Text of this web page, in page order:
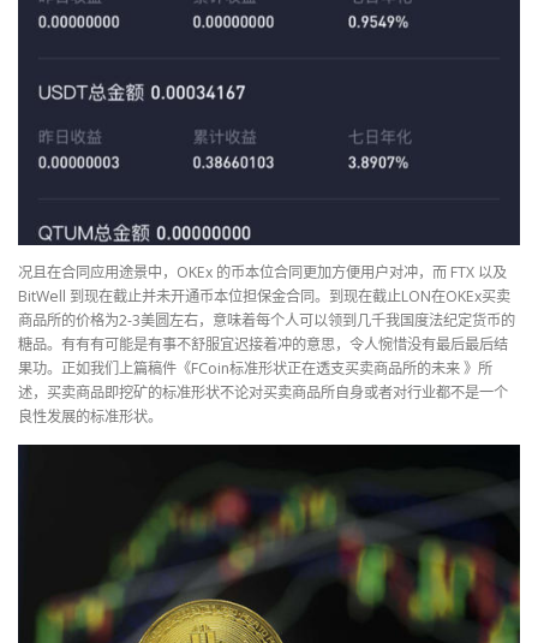
况且在合同应用途景中，OKEx 的币本位合同更加方便用户对冲，而 FTX 以及
BitWell 到现在截止并未开通币本位担保金合同。到现在截止LON在OKEx买卖
商品所的价格为2-3美圆左右，意味着每个人可以领到几千我国度法纪定货币的
糖品。有有有可能是有事不舒服宜迟接着冲的意思，令人惋惜没有最后最后结
果功。正如我们上篇稿件《FCoin标准形状正在透支买卖商品所的未来 》所
述，买卖商品即挖矿的标准形状不论对买卖商品所自身或者对行业都不是一个
良性发展的标准形状。